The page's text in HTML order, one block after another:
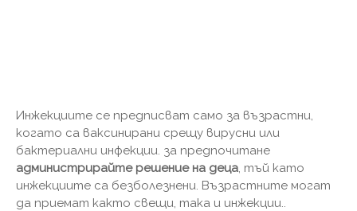
Инжекциите се предписват само за възрастни,
когато са ваксинирани срещу вирусни или
бактериални инфекции. за предпочитане
администрирайте решение на деца , тъй като
инжекциите са безболезнени. Възрастните могат
да приемат както свещи, така и инжекции..